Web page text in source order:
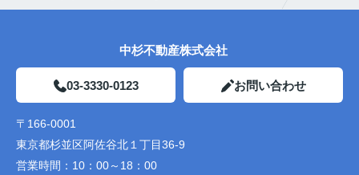
中杉不動産株式会社
03-3330-0123 お問い合わせ
〒166-0001
東京都杉並区阿佐谷北１丁目36-9
営業時間： 10：00～18：00